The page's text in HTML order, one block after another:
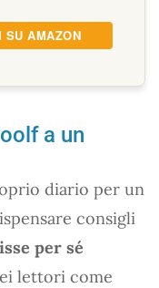
SU AMAZON
a un
diario per un
consigli
per sé
lettori come